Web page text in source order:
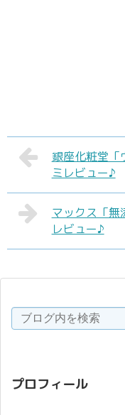
銀座化粧堂「
ミレビュー♪
マックス「無
レビュー♪
プロフィール